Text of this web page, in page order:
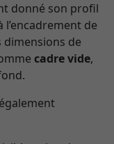
donné son profil
de
de
cadre vide,